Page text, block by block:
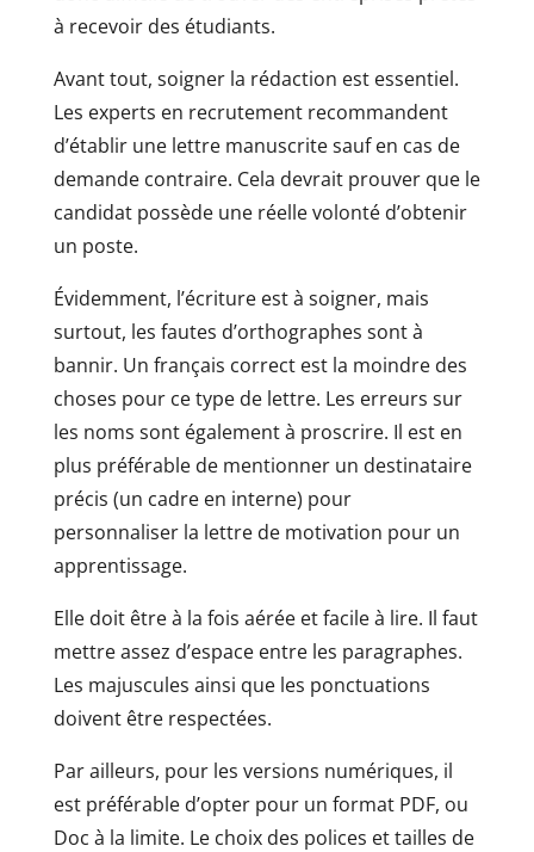
à recevoir des étudiants.
Avant tout, soigner la rédaction est essentiel.
Les experts en recrutement recommandent
d’établir une lettre manuscrite sauf en cas de
demande contraire. Cela devrait prouver que le
candidat possède une réelle volonté d’obtenir
un poste.
Évidemment, l’écriture est à soigner, mais
surtout, les fautes d’orthographes sont à
bannir. Un français correct est la moindre des
choses pour ce type de lettre. Les erreurs sur
les noms sont également à proscrire. Il est en
plus préférable de mentionner un destinataire
précis (un cadre en interne) pour
personnaliser la lettre de motivation pour un
apprentissage.
Elle doit être à la fois aérée et facile à lire. Il faut
mettre assez d’espace entre les paragraphes.
Les majuscules ainsi que les ponctuations
doivent être respectées.
Par ailleurs, pour les versions numériques, il
est préférable d’opter pour un format PDF, ou
Doc à la limite. Le choix des polices et tailles de